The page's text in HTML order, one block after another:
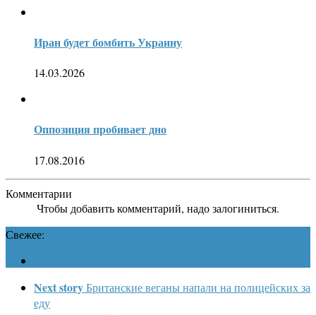
Иран будет бомбить Украину
14.03.2026
Оппозиция пробивает дно
17.08.2016
Комментарии
Чтобы добавить комментарий, надо залогиниться.
Свежее:
Next storyБританские веганы напали на полицейских за
еду